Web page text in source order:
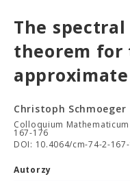
The
theorem for
Christoph Schmoeger
Colloquium Mathematicum
167-176
DOI: 10.4064/cm-74-2-
Autorzy